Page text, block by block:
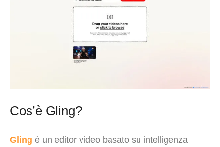
Cos’è Gling?
Gling è un editor video basato su intelligenza